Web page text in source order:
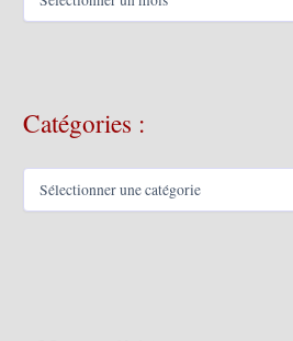
e
Catégories :
C